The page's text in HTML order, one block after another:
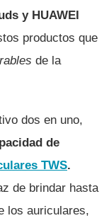
y HUAWEI
productos que
de la
dos en uno,
de
TWS.
de brindar hasta
los auriculares,